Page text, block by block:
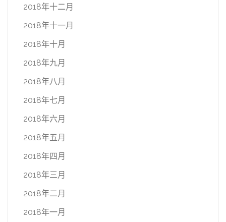
2018年十二月
2018年十一月
2018年十月
2018年九月
2018年八月
2018年七月
2018年六月
2018年五月
2018年四月
2018年三月
2018年二月
2018年一月